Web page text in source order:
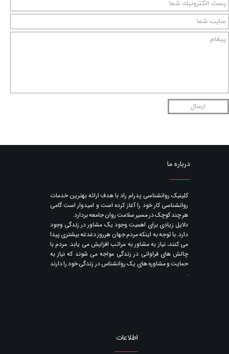
ارسال
درباره ما
​کلینیک روانشناسی پدرام راد با هدف ارائه بهترین خدمات
روانشناسی کار خود را آغاز کرده است و امیدوار است گامی
هر چند کوچک در مسیر سلامت روان جامعه بردارد.
دلایل زیادی برای اهمیت وجود یک مشاور در زندگی وجود
دارد. با توجه به اینکه مردم جهان هرروز دغدغه بیشتری پیدا
می کنند​​​​​​​، نیاز به مشاور به مراتب افزایش می یابد. مردم با
چالش های فراوانی در زندگی مواجه می شوند که نیاز به
حمایت و مشاوره های یک روانشناس در زندگی خود را دارند​​​​​​​
.
اطلاعات